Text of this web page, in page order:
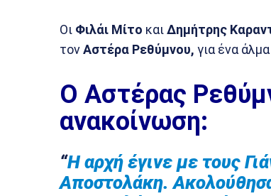
Οι Φιλάι Μίτο καιΔημήτρης
τονΑστέρα Ρεθύμνου, για ένα
O Aστέρας
ανακοίνωση:
“Η αρχή έγινε με τους
Αποστολάκη.